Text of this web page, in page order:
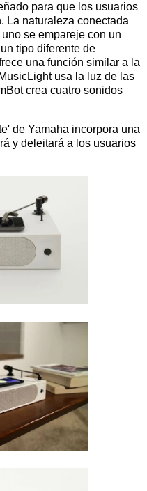
para que los usuarios
La naturaleza conectada
se empareje con un
tipo diferente de
una función similar a la
usa la luz de las
crea cuatro sonidos
de Yamaha incorpora una
y deleitará a los usuarios